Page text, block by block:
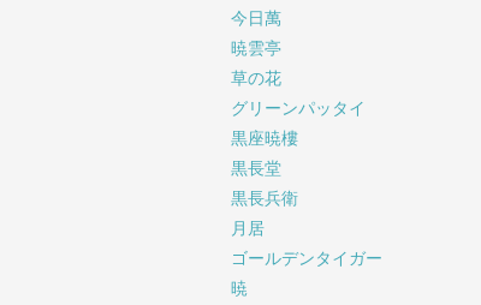
今日萬
暁雲亭
草の花
グリーンパッタイ
黒座暁樓
黒長堂
黒長兵衛
月居
ゴールデンタイガー
暁